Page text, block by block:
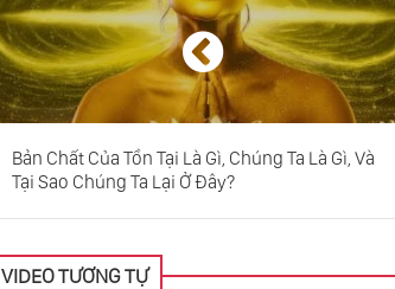
Bản Chất Của Tồn Tại Là Gì, Chúng Ta Là Gì, Và
Tại Sao Chúng Ta Lại Ở Đây?
VIDEO TƯƠNG TỰ